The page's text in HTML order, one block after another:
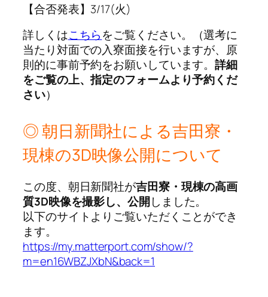
【合否発表】3/17(火)
詳しくはこちらをご覧ください。（選考に
当たり対面での入寮面接を行いますが、原
則的に事前予約をお願いしています。詳細
をご覧の上、指定のフォームより予約くだ
さい）
◎ 朝日新聞社による吉田寮・
現棟の3D映像公開について
この度、朝日新聞社が吉田寮・現棟の高画
質3D映像を撮影し、公開しました。
以下のサイトよりご覧いただくことができ
ます。
https://my.matterport.com/show/?
m=en16WBZJXbN&back=1